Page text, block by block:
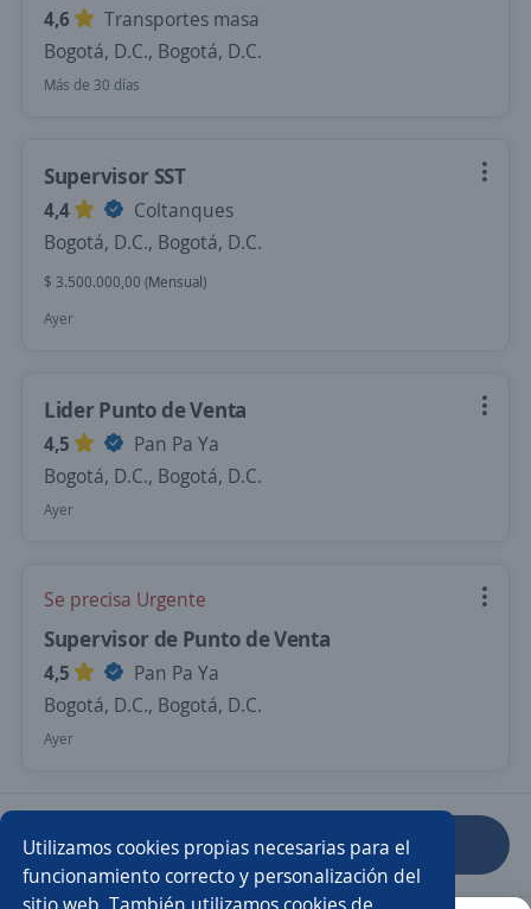
Utilizamos cookies propias necesarias para el
funcionamiento correcto y personalización del
4,6
Transportes masa
Bogotá, D.C., Bogotá, D.C.
Más de 30 días
Supervisor SST
4,4
Coltanques
Bogotá, D.C., Bogotá, D.C.
$ 3.500.000,00 (Mensual)
Ayer
Lider Punto de Venta
4,5
Pan Pa Ya
Bogotá, D.C., Bogotá, D.C.
Ayer
Se precisa Urgente
Supervisor de Punto de Venta
4,5
Pan Pa Ya
Bogotá, D.C., Bogotá, D.C.
Ayer
Anterior Siguiente